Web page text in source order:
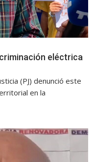
eléctrica
(PJ) denunció este
en la